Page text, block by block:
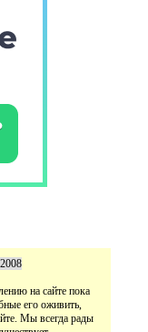
на сайте пока
его оживить,
Мы всегда рады